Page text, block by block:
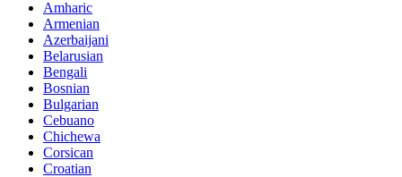
Amharic
Armenian
Azerbaijani
Belarusian
Bengali
Bosnian
Bulgarian
Cebuano
Chichewa
Corsican
Croatian